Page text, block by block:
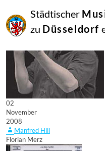
Städtischer
zu Düsseldorf
02
November
2008
Manfred Hill
Florian Merz